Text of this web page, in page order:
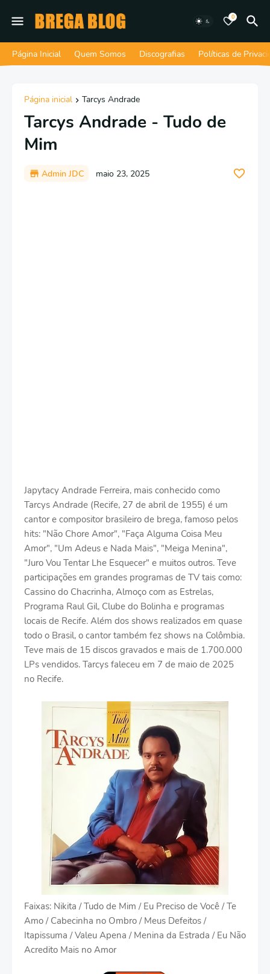
0
Página Inicial Quem Somos Discografias Políticas de
Página inicial Tarcys Andrade
Tarcys Andrade - Tudo de
Mim
Admin JDC maio 23, 2025
Japytacy Andrade Ferreira, mais conhecido como
Tarcys Andrade (Recife, 27 de abril de 1955) é um
cantor e compositor brasileiro de brega, famoso pelos
hits: "Não Chore Amor", "Faça Alguma Coisa Meu
Amor", "Um Adeus e Nada Mais", "Meiga Menina",
"Juro Vou Tentar Lhe Esquecer" e muitos outros. Teve
participações em grandes programas de TV tais como:
Cassino do Chacrinha, Almoço com as Estrelas,
Programa Raul Gil, Clube do Bolinha e programas
locais de Recife. Além dos shows realizados em quase
todo o Brasil, o cantor também fez shows na Colômbia.
Teve mais de 15 discos gravados e mais de 1.700.000
LPs vendidos. Tarcys faleceu em 7 de maio de 2025
no Recife.
Faixas: Nikita / Tudo de Mim / Eu Preciso de Você / Te
Amo / Cabecinha no Ombro / Meus Defeitos /
Itapissuma / Valeu Apena / Menina da Estrada / Eu Não
Acredito Mais no Amor